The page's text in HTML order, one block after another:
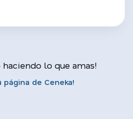
haciendo lo que amas!
página de Ceneka!